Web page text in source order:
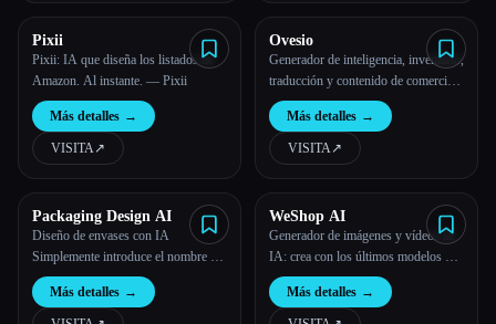
Pixii
Pixii: IA que diseña los listados de
Amazon. Al instante. — Pixii
Más detalles →
VISITA↗︎
Ovesio
Generador de inteligencia, inventario,
traducción y contenido de comercio
electrónico con IA - Ovesio
Más detalles →
VISITA↗︎
Packaging Design AI
Diseño de envases con IA
Simplemente introduce el nombre de
la marca, sube el logotipo y consigue
un diseño profesional
Más detalles →
WeShop AI
Generador de imágenes y vídeos de
IA: crea con los últimos modelos de
IA en línea | WeShop AI
Más detalles →